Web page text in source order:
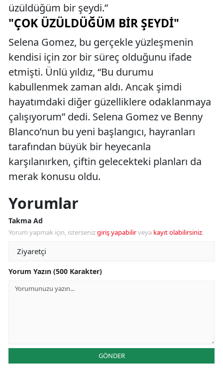
üzüldüğüm bir şeydi.”
"ÇOK ÜZÜLDÜĞÜM BIR ŞEYDI"
Selena Gomez, bu gerçekle yüzleşmenin
kendisi için zor bir süreç olduğunu ifade
etmişti. Ünlü yıldız, “Bu durumu
kabullenmek zaman aldı. Ancak şimdi
hayatımdaki diğer güzelliklere odaklanmaya
çalışıyorum” dedi. Selena Gomez ve Benny
Blanco’nun bu yeni başlangıcı, hayranları
tarafından büyük bir heyecanla
karşılanırken, çiftin gelecekteki planları da
merak konusu oldu.
Yorumlar
Takma Ad
Yorum yapmak için, istersenizgiriş yapabilirveya kayıt olabilirsiniz.
Yorum Yazın (500 Karakter)
GÖNDER